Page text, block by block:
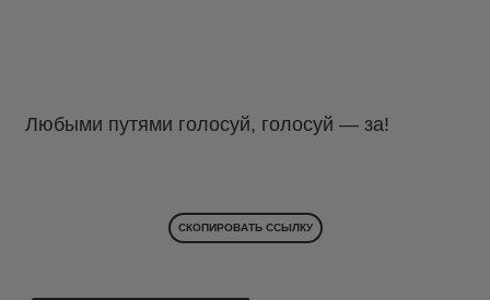
Любыми путями голосуй, голосуй — за!
СКОПИРОВАТЬ ССЫЛКУ